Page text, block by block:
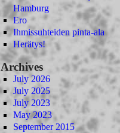
Hamburg
Ero
Ihmissuhteiden pinta-ala
Herätys!
Archives
July 2026
July 2025
July 2023
May 2023
September 2015